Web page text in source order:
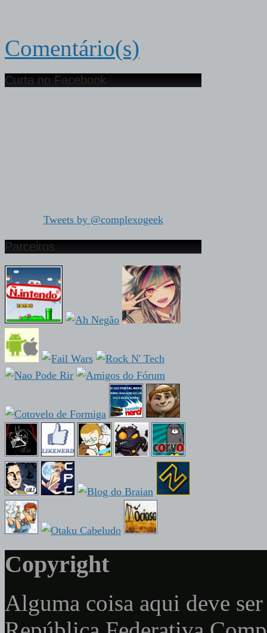
Comentário(s)
Curta no Facebook
Tweets by @complexogeek
Parceiros
Copyright
Alguma coisa aqui deve